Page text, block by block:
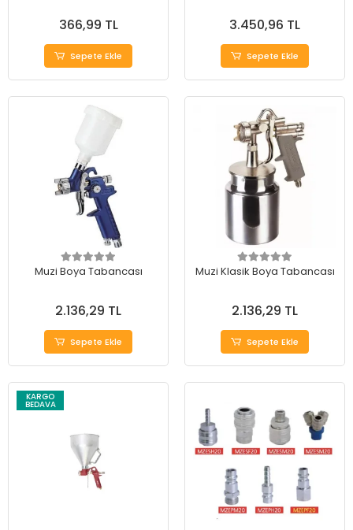
366,99 TL
Sepete Ekle
3.450,96 TL
Sepete Ekle
Muzi Boya Tabancası
2.136,29 TL
Sepete Ekle
Muzi Klasik Boya Tabancası
2.136,29 TL
Sepete Ekle
KARGO
BEDAVA